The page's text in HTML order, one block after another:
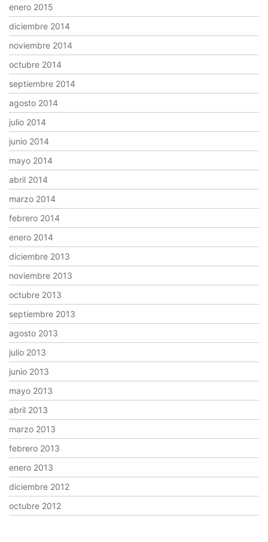
enero 2015
diciembre 2014
noviembre 2014
octubre 2014
septiembre 2014
agosto 2014
julio 2014
junio 2014
mayo 2014
abril 2014
marzo 2014
febrero 2014
enero 2014
diciembre 2013
noviembre 2013
octubre 2013
septiembre 2013
agosto 2013
julio 2013
junio 2013
mayo 2013
abril 2013
marzo 2013
febrero 2013
enero 2013
diciembre 2012
octubre 2012